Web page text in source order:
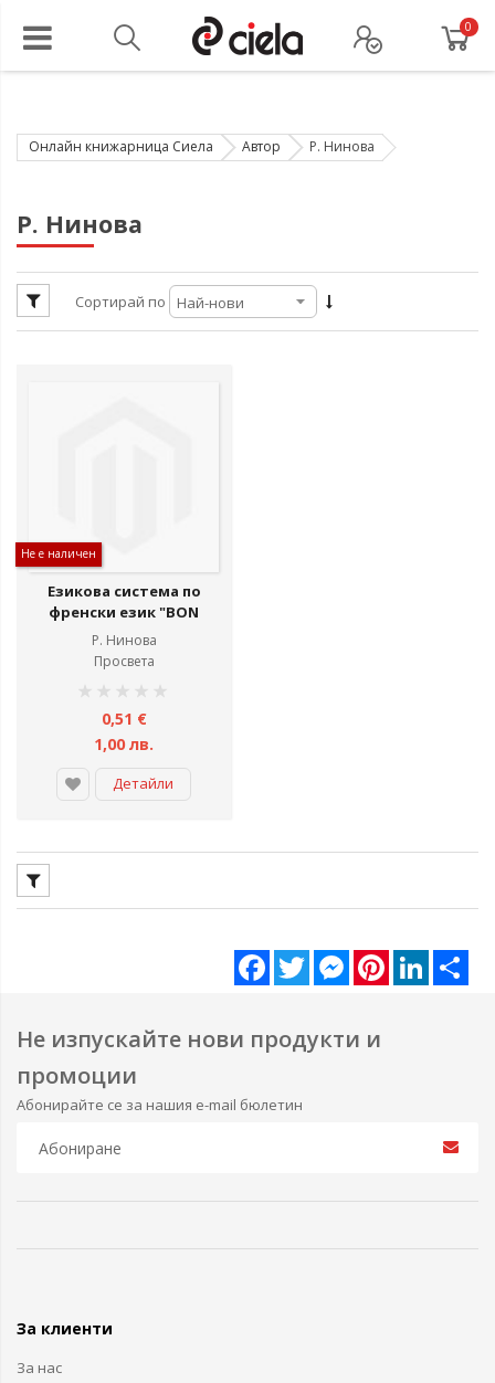
0
Онлайн книжарница Сиела Автор Р. Нинова
Р. Нинова
Сортирай по
Не е наличен
Езикова система по
френски език "BON
VOYAGE 2" за 6 клас -
аудиокасети
Р. Нинова
Просвета
рейтинг:
0,51 €
1,00 лв.
Детайли
Facebook
Twitter MessengerPinterestLinkedIn
Не изпускайте нови продукти и
промоции
Абонирайте се за нашия e-mail бюлетин
За клиенти
За нас